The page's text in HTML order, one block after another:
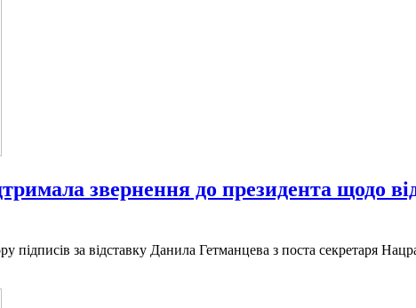
звернення до президента щодо
підписів за відставку Данила Гетманцева з поста секретаря